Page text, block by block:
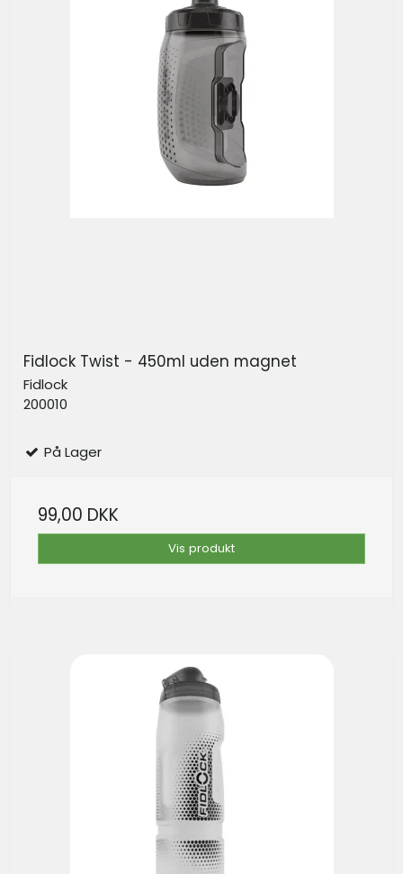
Fidlock Twist - 450ml uden magnet
Fidlock
200010
På Lager
99,00 DKK
Vis produkt